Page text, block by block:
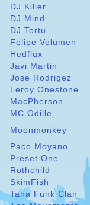
DJ Killer
DJ Mind
DJ Tortu
Felipe Volumen
Hedflux
Javi Martin
Jose Rodrigez
Leroy Onestone
MacPherson
MC Odille
Moonmonkey
Paco Moyano
Preset One
Rothchild
SkimFish
Taha Funk Clan